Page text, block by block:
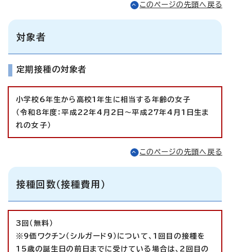
このページの先頭へ戻る
対象者
定期接種の対象者
小学校6年生から高校1年生に相当する年齢の女子
（令和8年度：平成22年4月2日～平成27年4月1日生ま
れの女子）
このページの先頭へ戻る
接種回数（接種費用）
3回（無料）
※9価ワクチン（シルガード9）について、1回目の接種を
15歳の誕生日の前日までに受けている場合は、2回目の